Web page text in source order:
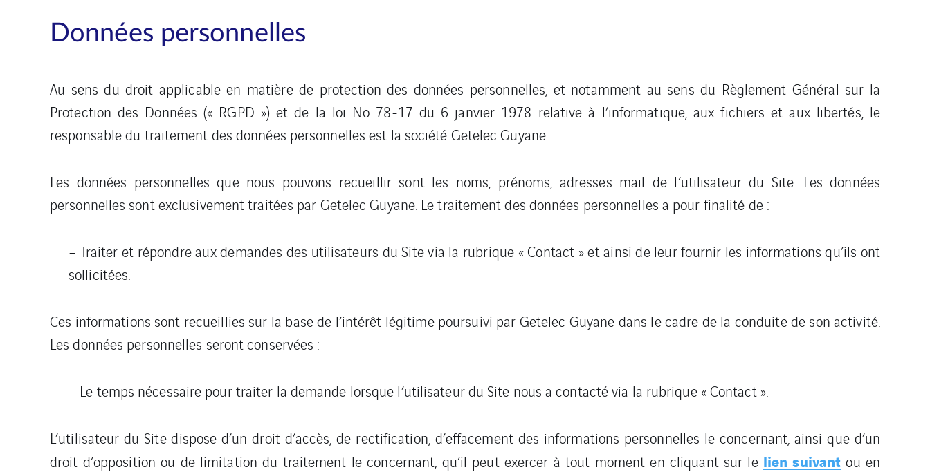
Données personnelles
Au sens du droit applicable en matière de protection des données personnelles, et notamment au sens du Règlement Général sur la
Protection des Données (« RGPD ») et de la loi No 78-17 du 6 janvier 1978 relative à l’informatique, aux fichiers et aux libertés, le
responsable du traitement des données personnelles est la société Getelec Guyane.
Les données personnelles que nous pouvons recueillir sont les noms, prénoms, adresses mail de l’utilisateur du Site. Les données
personnelles sont exclusivement traitées par Getelec Guyane. Le traitement des données personnelles a pour finalité de :
– Traiter et répondre aux demandes des utilisateurs du Site via la rubrique « Contact » et ainsi de leur fournir les informations qu’ils ont
sollicitées.
Ces informations sont recueillies sur la base de l’intérêt légitime poursuivi par Getelec Guyane dans le cadre de la conduite de son activité.
Les données personnelles seront conservées :
– Le temps nécessaire pour traiter la demande lorsque l’utilisateur du Site nous a contacté via la rubrique « Contact ».
L’utilisateur du Site dispose d’un droit d’accès, de rectification, d’effacement des informations personnelles le concernant, ainsi que d’un
droit d’opposition ou de limitation du traitement le concernant, qu’il peut exercer à tout moment en cliquant sur le lien suivant ou en